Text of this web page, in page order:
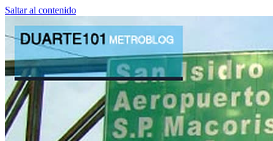
Saltar al contenido